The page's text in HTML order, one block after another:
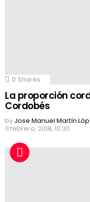
0 Shares
La proporción
Cordobés
by Jose Manuel Martín
11 febrero, 2018, 10:30